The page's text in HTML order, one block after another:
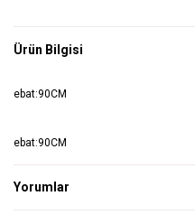
Ürün Bilgisi
ebat:90CM
ebat:90CM
Yorumlar